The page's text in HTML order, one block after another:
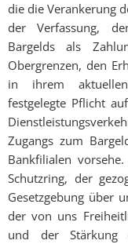
die die Verankerung
der Verfassung,
Bargelds als
Obergrenzen, den
in ihrem aktuellen
festgelegte Pflicht
Zugangs zum
Bankfilialen
Schutzring, der
Gesetzgebung über
der von uns
und der Stärkung